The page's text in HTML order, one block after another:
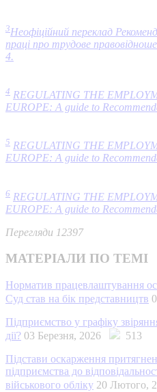
3Неофіційний переклад
праці про трудове
4.
4 REGULATING THE
EUROPE: A guide to
5 REGULATING THE
EUROPE: A guide to
6 REGULATING THE
EUROPE: A guide to
Перегляди 12397
МАТЕРІАЛИ ПО ТЕМІ
Норматив працевлаштування
Суд став на бік представництв
Підприємство у графіку
дії? 03 Березня, 2026
513
Підстави оскарження
підприємства до
військового обліку 20 Лютого,